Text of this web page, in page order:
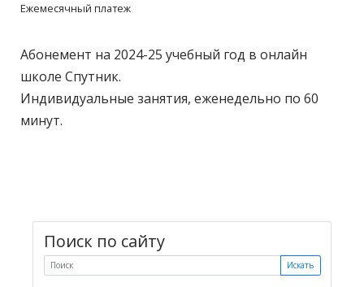
Ежемесячный платеж
Абонемент на 2024-25 учебный год в онлайн
школе Спутник.
Индивидуальные занятия, еженедельно по 60
минут.
Поиск по сайту
Искать